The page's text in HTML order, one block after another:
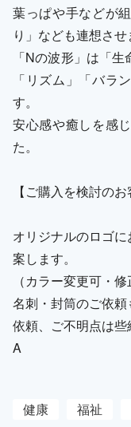
葉っぱや手などが
り」なども連想させ
「Nの波形」は「
「リズム」「バラ
す。
安心感や癒しを感
た。
【ご購入を検討のお
オリジナルのロゴ
案します。
（カラー変更可・
名刺・封筒のご依
依頼、ご不明点は些
A
健康 福祉